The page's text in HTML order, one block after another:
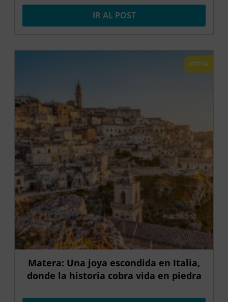
IR AL POST
OFERTA
Matera: Una joya escondida en Italia,
donde la historia cobra vida en piedra